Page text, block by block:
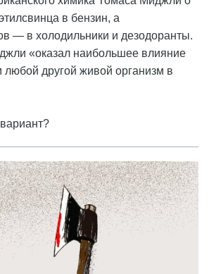
в бензин, а
— в холодильники и дезодоранты.
«оказал наибольшее влияние
любой другой живой организм в